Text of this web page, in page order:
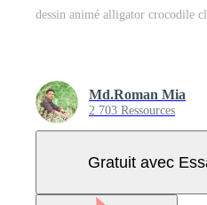
Md.Roman Mia
2 703 Ressources
Gratuit avec